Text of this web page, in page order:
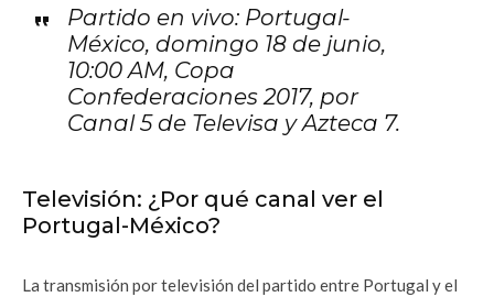
Partido en vivo: Portugal-
México, domingo 18 de junio,
10:00 AM, Copa
Confederaciones 2017, por
Canal 5 de Televisa y Azteca 7.
Televisión: ¿Por qué canal ver el
Portugal-México?
La transmisión por televisión del partido entre Portugal y el